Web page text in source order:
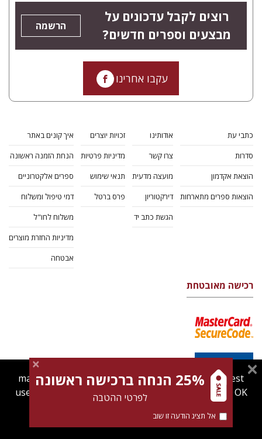
רוצים לקבל עדכונים על
מבצעים וספרים חדשים?
הרשמה
עקבו אחרינו
כתבי עת
סדרות
הוצאת אקדמון
הוצאות ספרים מתארחות
אודותינו
צרו קשר
מועצה מדעית
דירקטוריון
הגשת כתב יד
זכויות יוצרים
מדיניות פרטיות
תנאי שימוש
פרס ברטל
איך קונים באתר
הנחת הזמנה ראשונה
ספרים אלקטרוניים
דמי טיפול ומשלוח
משלוח לחו"ל
מדיניות החזרת מוצרים
אבטחה
רכישה מאובטחת
magnespress.co.il uses cookies to give you the best
user experience. Using this website means you're OK
Find out more about ourcookies policy
25% הנחה ברכישה ראשונה
לפרטי ההטבה
אל תציג הודעה זו שוב